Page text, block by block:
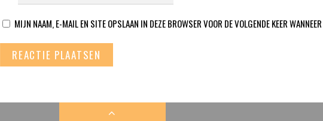
MIJN NAAM, E-MAIL EN SITE OPSLAAN IN DEZE BROWSER VOOR DE VOLGENDE KEER